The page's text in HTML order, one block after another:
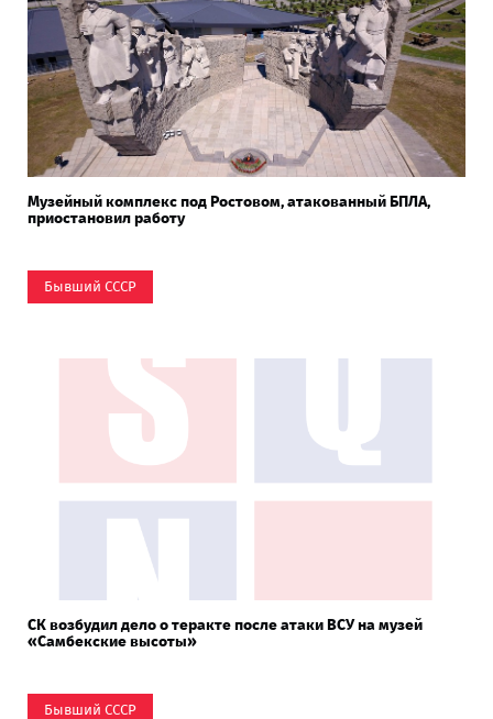
Музейный комплекс под Ростовом, атакованный БПЛА,
приостановил работу
Бывший СССР
СК возбудил дело о теракте после атаки ВСУ на музей
«Самбекские высоты»
Бывший СССР